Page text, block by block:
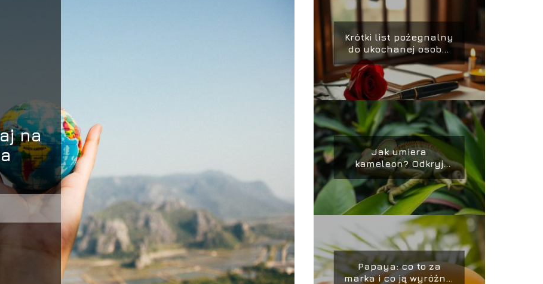
na
Krótki list pożegnalny
do ukochanej osoby:
jak napisać z sercem?
Jak umiera
kameleon? Odkryj
niezwykłe fakty o ich
końcu życia
Papaya: co to za
marka i co ją wyróżnia